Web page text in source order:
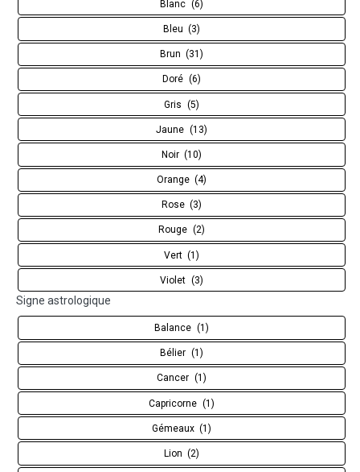
Blanc (6)
Bleu (3)
Brun (31)
Doré (6)
Gris (5)
Jaune (13)
Noir (10)
Orange (4)
Rose (3)
Rouge (2)
Vert (1)
Violet (3)
Signe astrologique
Balance (1)
Bélier (1)
Cancer (1)
Capricorne (1)
Gémeaux (1)
Lion (2)